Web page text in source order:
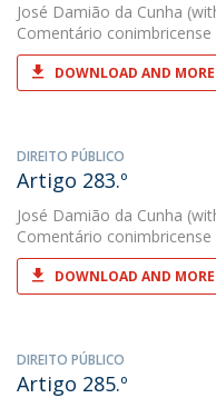
José Damião da Cunha
Comentário
DOWNLOAD AND
DIREITO PÚBLICO
Artigo 283.º
José Damião da Cunha
Comentário
DOWNLOAD AND
DIREITO PÚBLICO
Artigo 285.º